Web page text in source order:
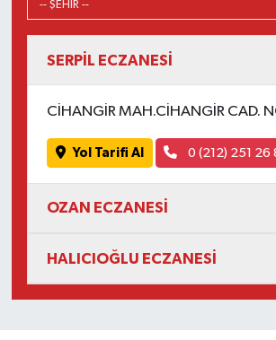
SERPİL ECZANESİ
CİHANGİR MAH.CİHANGİR CAD.
Yol Tarifi Al 0 (212) 251 26
OZAN ECZANESİ
HALICIOĞLU ECZANESİ